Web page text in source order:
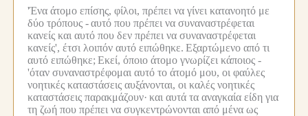
'Ένα άτομο επίσης, φίλοι, πρέπει να γίνει κατανοητό με
δύο τρόπους -αυτό που πρέπει να συναναστρέφεται
κανείς και αυτό που δεν πρέπει να συναναστρέφεται
κανείς', έτσι λοιπόν αυτό ειπώθηκε. Εξαρτώμενο από τι
αυτό ειπώθηκε; Εκεί, όποιο άτομο γνωρίζει κάποιος -
'όταν συναναστρέφομαι αυτό το άτομό μου, οι φαύλες
νοητικές καταστάσεις αυξάνονται, οι καλές νοητικές
καταστάσεις παρακμάζουν· και αυτά τα αναγκαία είδη για
τη ζωή που πρέπει να συγκεντρώνονται από μένα ως